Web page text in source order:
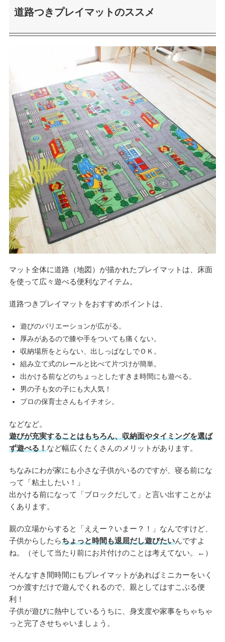
道路つきプレイマットのススメ
マット全体に道路（地図）が描かれたプレイマットは、床面
を使って広々遊べる便利なアイテム。
道路つきプレイマットをおすすめポイントは、
遊びのバリエーションが広がる。
厚みがあるので膝や手をついても痛くない。
収納場所をとらない、出しっぱなしでＯＫ。
組み立て式のレールと比べて片づけが簡単。
出かける前などのちょっとしたすきま時間にも遊べる。
男の子も女の子にも大人気！
プロの保育士さんもイチオシ。
などなど。
遊びが充実することはもちろん、収納面やタイミングを選ば
ず遊べる！など幅広くたくさんのメリットがあります。
ちなみにわが家にも小さな子供がいるのですが、寝る前にな
って「粘土したい！」
出かける前になって「ブロックだして」と言い出すことがよ
くあります。
親の立場からすると「ええー？いまー？！」なんですけど、
子供からしたらちょっと時間も退屈だし遊びたいんですよ
ね。（そして当たり前にお片付けのことは考えてない。←）
そんなすき間時間にもプレイマットがあればミニカーをいく
つか渡すだけで遊んでくれるので、親としてはすこぶる便
利！
子供が遊びに熱中しているうちに、身支度や家事をちゃちゃ
っと完了させちゃいましょう。